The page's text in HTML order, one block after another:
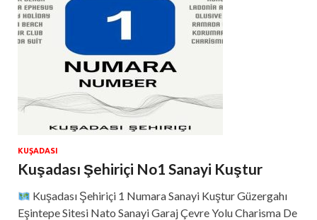
KUŞADASI
Kuşadası Şehiriçi No1 Sanayi Kuştur
Kuşadası Şehiriçi 1 Numara Sanayi Kuştur Güzergahı
Eşintepe Sitesi Nato Sanayi Garaj Çevre Yolu Charisma De